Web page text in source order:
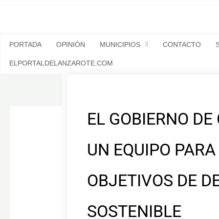
PORTADA OPINIÓN MUNICIPIOS CONTACTO
ELPORTALDELANZAROTE.COM
EL GOBIERNO
UN EQUIPO PARA
OBJETIVOS DE
SOSTENIBLE